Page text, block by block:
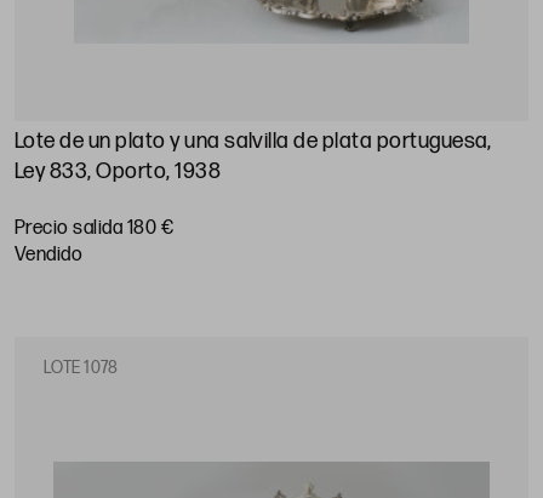
Lote de un plato y una salvilla de plata portuguesa,
Ley 833, Oporto, 1938
Precio salida 180 €
vendido
LOTE 1078